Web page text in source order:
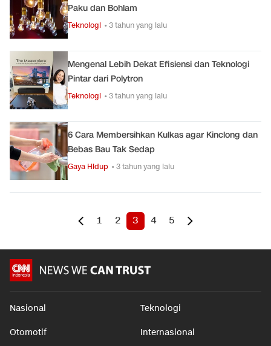
Paku dan Bohlam
Teknologi • 3 tahun yang lalu
Mengenal Lebih Dekat Efisiensi dan Teknologi
Pintar dari Polytron
Teknologi • 3 tahun yang lalu
6 Cara Membersihkan Kulkas agar Kinclong dan
Bebas Bau Tak Sedap
Gaya Hidup • 3 tahun yang lalu
1 2 3 4 5
Nasional Teknologi
Otomotif Internasional